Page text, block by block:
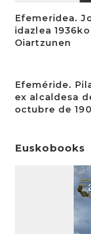
Efemeridea.
idazlea
Oiartzunen
Efeméride.
ex alcaldesa
octubre de
Euskobooks